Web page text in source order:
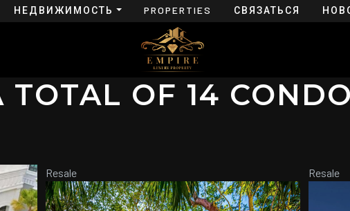
НЕДВИЖИМОСТЬ
PROPERTIES
FOR RENT
СВЯЗАТЬСЯ
OF 14
Resale Resale